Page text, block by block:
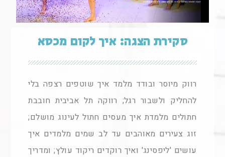
סקירת הצגה: איך לקום מכסא
רווק מיוסר ובודד מלמד איך שוטפים רצפה בלי
להחליק ולשבור רגל; רווקה תל אביבית חובבת
חתולים מלמדת איך מעסים חתול לעינוג מושלם;
זוג צעירים מאוהבים עד לב שמים מלמדים איך
עושים 'ליפסינג' ואיך רוקדים ריקוד עולץ; ומדריך